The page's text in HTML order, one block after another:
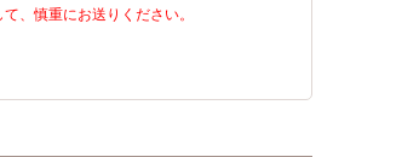
、慎重にお送りください。